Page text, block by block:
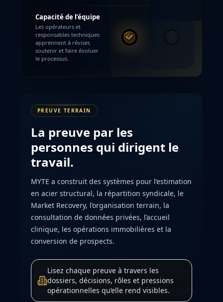
Capacité de l’équipe
Les opérateurs et
responsables techniques
apprennent à réviser,
soutenir et faire évoluer
le processus.
MYTE
PREUVE TERRAIN
La preuve par les
personnes qui dirigent le
travail.
MYTE a construit des systèmes pour l’estimation
en acier structural, la répartition syndicale, le
Market Recovery, l’organisation terrain, la
consultation de données privées, l’accueil
clinique, les opérations immobilières et la
conversion de prospects.
Lisez chaque preuve à travers les
dossiers, décisions, rôles et pressions
opérationnelles qu’elle rend visibles.